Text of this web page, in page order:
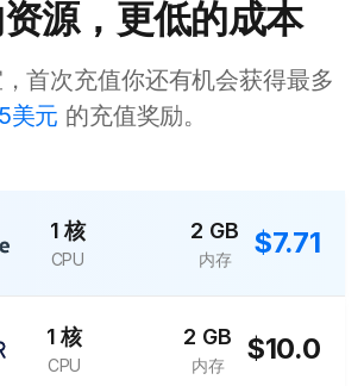
源，更低的成本
首次充值你还有机会获得最多
美元 的充值奖励。
1 核
CPU
2 GB
内存 $7.71
1 核
CPU
2 GB
内存 $10.0